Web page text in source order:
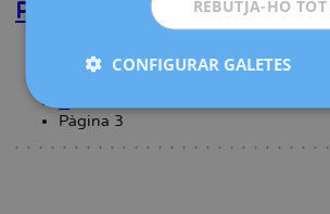
Ara
Pérez
Pere N. Barri Soldevila
Llegeix més
Pere
Barri
Paginacióanterior
Pàgina 3
REBUTJA-HO TOT
CONFIGURAR GALETES